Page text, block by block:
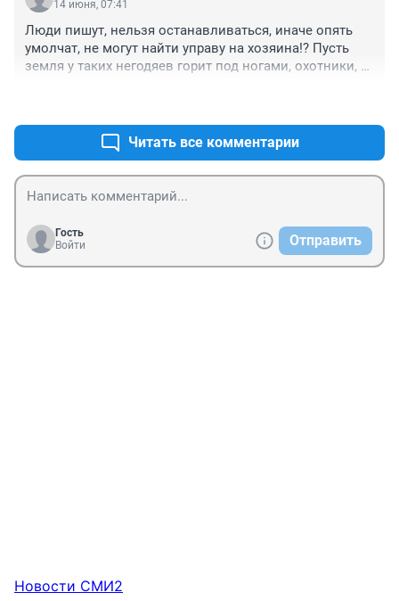
14 июня, 07:41
Люди пишут, нельзя останавливаться, иначе опять
умолчат, не могут найти управу на хозяина!? Пусть
земля у таких негодяев горит под ногами, охотники,
Читать все комментарии
Гость
Войти
Отправить
Новости СМИ2